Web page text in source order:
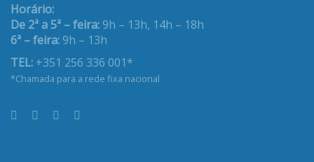
Horário:
De 2ª a 5ª – feira: 9h – 13h, 14h – 18h
6ª – feira: 9h – 13h
TEL: +351 256 336 001*
*Chamada para a rede fixa nacional